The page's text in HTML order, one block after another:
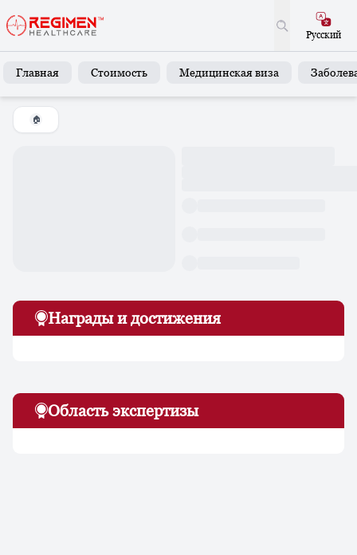
Русский
Главная Стоимость Медицинская виза
🏠
Награды и достижения
Область экспертизы